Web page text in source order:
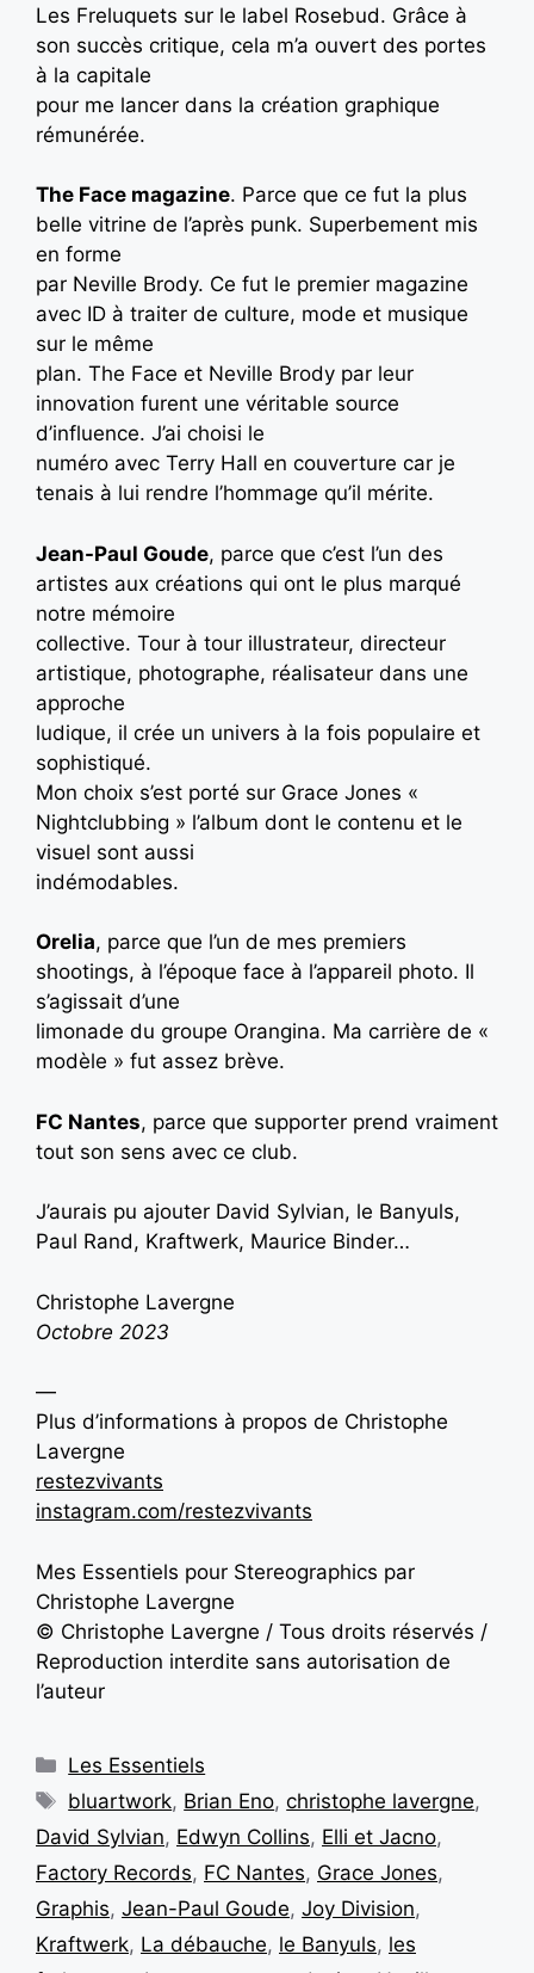
Les Freluquets sur le label Rosebud. Grâce à
son succès critique, cela m’a ouvert des portes
à la capitale
pour me lancer dans la création graphique
rémunérée.
The Face magazine. Parce que ce fut la plus
belle vitrine de l’après punk. Superbement mis
en forme
par Neville Brody. Ce fut le premier magazine
avec ID à traiter de culture, mode et musique
sur le même
plan. The Face et Neville Brody par leur
innovation furent une véritable source
d’influence. J’ai choisi le
numéro avec Terry Hall en couverture car je
tenais à lui rendre l’hommage qu’il mérite.
Jean-Paul Goude, parce que c’est l’un des
artistes aux créations qui ont le plus marqué
notre mémoire
collective. Tour à tour illustrateur, directeur
artistique, photographe, réalisateur dans une
approche
ludique, il crée un univers à la fois populaire et
sophistiqué.
Mon choix s’est porté sur Grace Jones «
Nightclubbing » l’album dont le contenu et le
visuel sont aussi
indémodables.
Orelia, parce que l’un de mes premiers
shootings, à l’époque face à l’appareil photo. Il
s’agissait d’une
limonade du groupe Orangina. Ma carrière de «
modèle » fut assez brève.
FC Nantes, parce que supporter prend vraiment
tout son sens avec ce club.
J’aurais pu ajouter David Sylvian, le Banyuls,
Paul Rand, Kraftwerk, Maurice Binder…
Christophe Lavergne
Octobre 2023
—
Plus d’informations à propos de Christophe
Lavergne
restezvivants
instagram.com/restezvivants
Mes Essentiels pour Stereographics par
Christophe Lavergne
© Christophe Lavergne / Tous droits réservés /
Reproduction interdite sans autorisation de
l’auteur
Les Essentiels
bluartwork, Brian Eno,christophe lavergne,
David Sylvian, Edwyn Collins, Elli et Jacno,
Factory Records, FC Nantes, Grace Jones,
Graphis, Jean-Paul Goude, Joy Division,
Kraftwerk, La débauche, le Banyuls, les